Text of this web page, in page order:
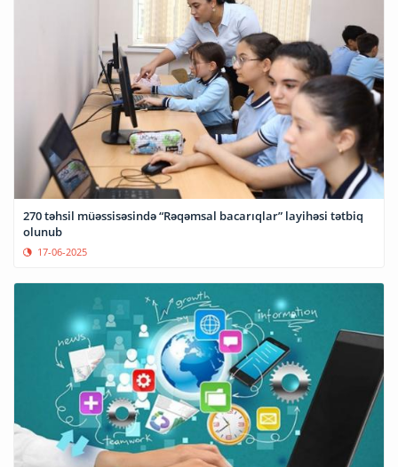
270 təhsil müəssisəsində “Rəqəmsal bacarıqlar” layihəsi tətbiq
olunub
17-06-2025